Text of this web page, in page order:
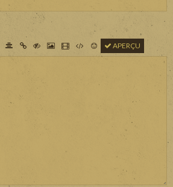
APERÇU